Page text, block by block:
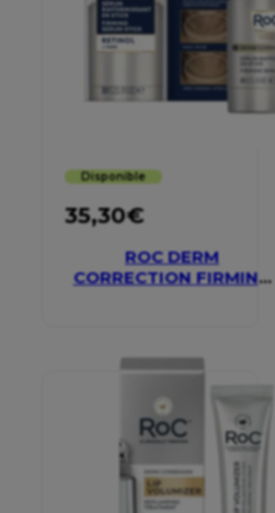
Disponible
35,30€
ROC DERM
CORRECTION FIRMING